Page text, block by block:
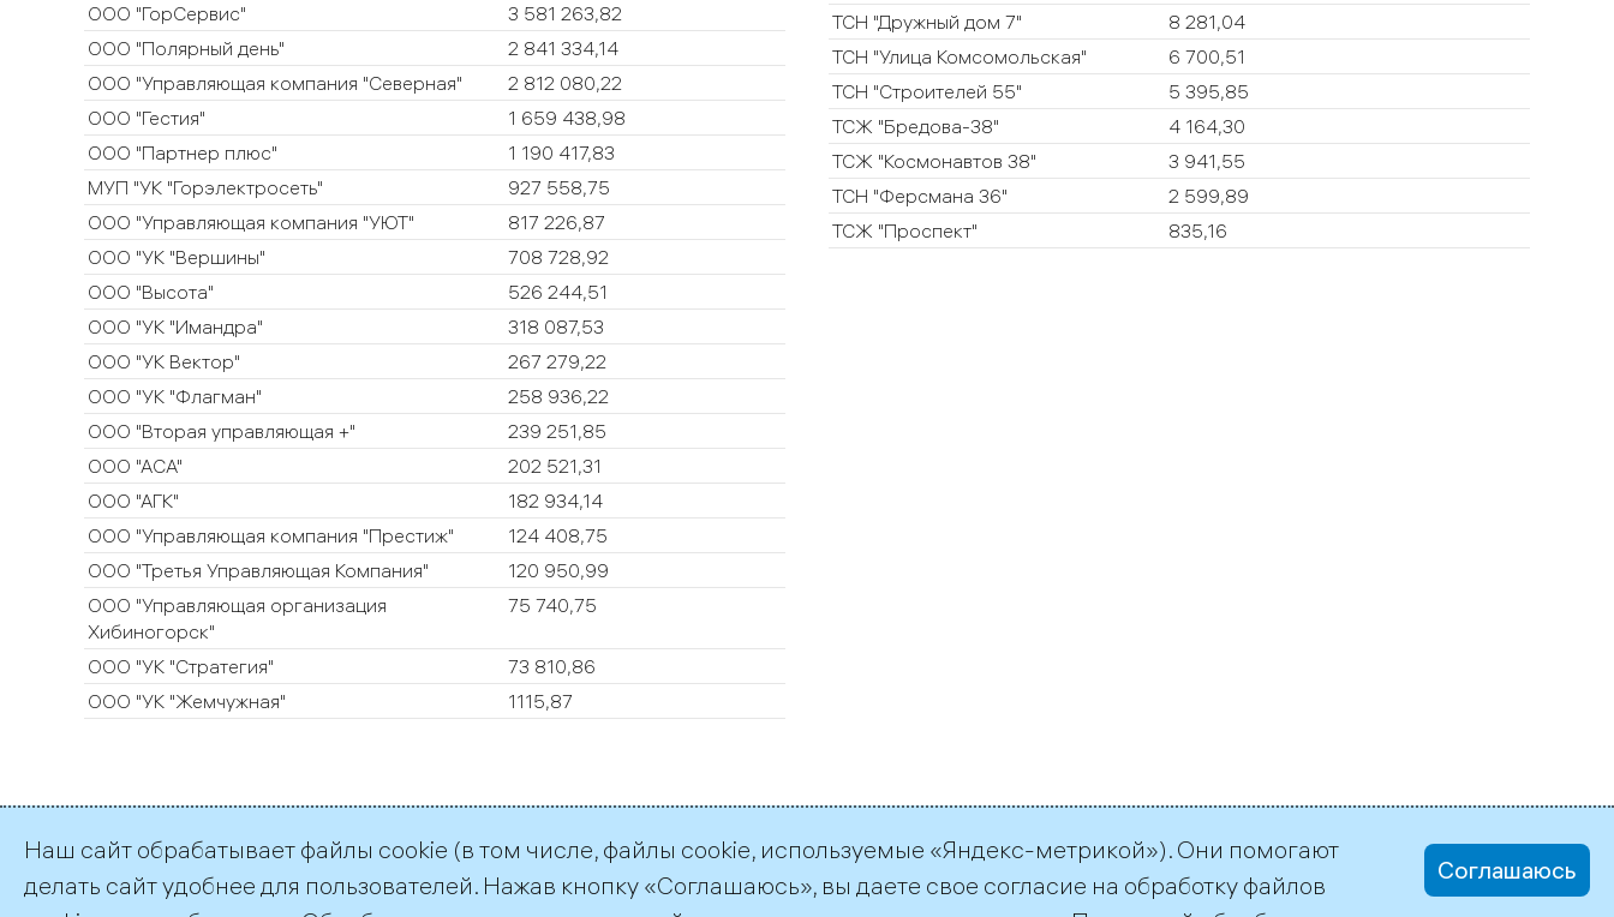
ООО "ГорСервис"
3 581 263,82
ООО "Полярный день"
2 841 334,14
ООО "Управляющая компания "Северная"
2 812 080,22
ООО "Гестия"
1 659 438,98
ООО "Партнер плюс"
1 190 417,83
МУП "УК "Горэлектросеть"
927 558,75
ООО "Управляющая компания "УЮТ"
817 226,87
ООО "УК "Вершины"
708 728,92
ООО "Высота"
526 244,51
ООО "УК "Имандра"
318 087,53
ООО "УК Вектор"
267 279,22
ООО "УК "Флагман"
258 936,22
ООО "Вторая управляющая +"
239 251,85
ООО "АСА"
202 521,31
ООО "АГК"
182 934,14
ООО "Управляющая компания "Престиж"
124 408,75
ООО "Третья Управляющая Компания"
120 950,99
ООО "Управляющая организация
Хибиногорск"
75 740,75
ООО "УК "Стратегия"
73 810,86
ООО "УК "Жемчужная"
1115,87
ТСН "Дружный дом 7"
8 281,04
ТСН "Улица Комсомольская"
6 700,51
ТСН "Строителей 55"
5 395,85
ТСЖ "Бредова-38"
4 164,30
ТСЖ "Космонавтов 38"
3 941,55
ТСН "Ферсмана 36"
2 599,89
ТСЖ "Проспект"
835,16
©2026 ПАО «ТГК–1»
Наш сайт обрабатывает файлы cookie (в том числе, файлы cookie, используемые «Яндекс-метрикой»). Они помогают
делать сайт удобнее для пользователей. Нажав кнопку «Соглашаюсь», вы даете свое согласие на обработку файлов
Соглашаюсь